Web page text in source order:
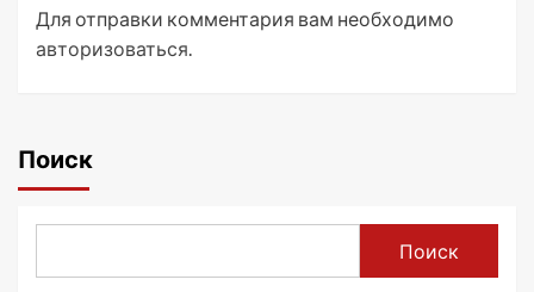
Для отправки комментария вам необходимо
авторизоваться.
Поиск
Поиск